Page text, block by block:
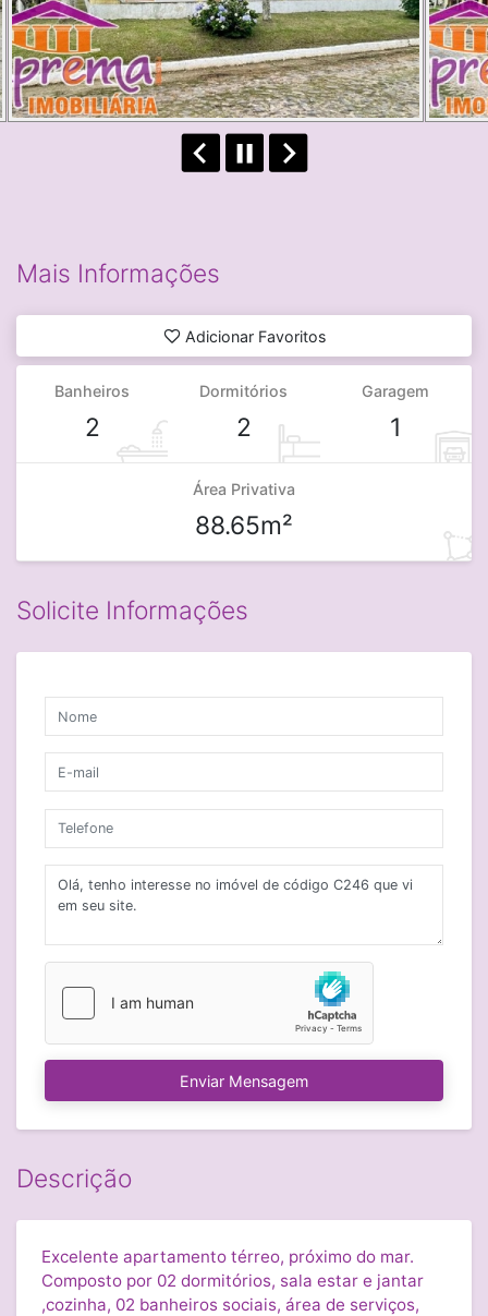
Mais Informações
Adicionar Favoritos
Banheiros
2
Dormitórios
2
Garagem
1
Área Privativa
88.65m²
Solicite Informações
Enviar Mensagem
Descrição
Excelente apartamento térreo, próximo do mar.
Composto por 02 dormitórios, sala estar e jantar
,cozinha, 02 banheiros sociais, área de serviços,